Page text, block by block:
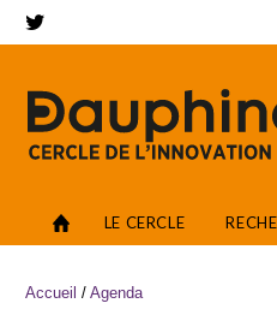
LE CERCLE
Vous êtes ici
Accueil / Agenda